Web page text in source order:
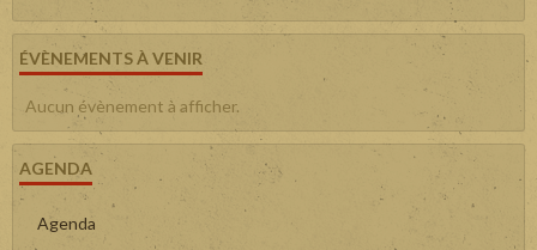
ÉVÈNEMENTS À VENIR
Aucun évènement à afficher.
AGENDA
Agenda